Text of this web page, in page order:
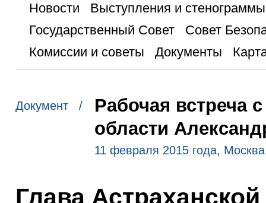
Новости
Выступления и стенограммы
Государственный Совет
Совет
Комиссии и советы
Документы
Документ /
Рабочая встреча
области
11 февраля 2015 года,
Глава